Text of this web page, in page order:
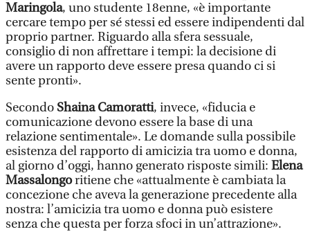
Maringola, uno studente 18enne, «è importante
cercare tempo per sé stessi ed essere indipendenti dal
proprio partner. Riguardo alla sfera sessuale,
consiglio di non affrettare i tempi: la decisione di
avere un rapporto deve essere presa quando ci si
sente pronti».
Secondo Shaina Camoratti, invece, «fiducia e
comunicazione devono essere la base di una
relazione sentimentale». Le domande sulla possibile
esistenza del rapporto di amicizia tra uomo e donna,
al giorno d’oggi, hanno generato risposte simili: Elena
Massalongoritiene che «attualmente è cambiata la
concezione che aveva la generazione precedente alla
nostra: l’amicizia tra uomo e donna può esistere
senza che questa per forza sfoci in un’attrazione».